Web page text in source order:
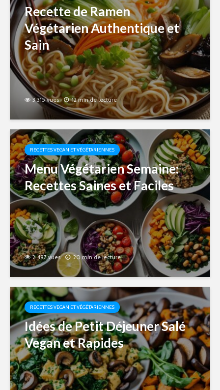
Recette de Ramen
Végétarien Authentique et
Sain
3 315 vues 12 min de lecture
RECETTES VEGAN ET VÉGÉTARIENNES
Menu Végétarien Semaine:
Recettes Saines et Faciles
2 497 vues 20 min de lecture
RECETTES VEGAN ET VÉGÉTARIENNES
Idées de Petit Déjeuner Salé
Vegan et Rapides